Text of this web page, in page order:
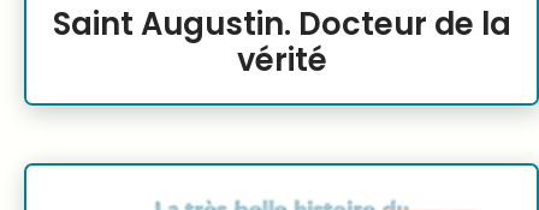
Saint Augustin. Docteur de la
vérité